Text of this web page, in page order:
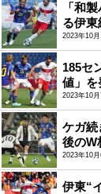
「和
る伊
2023年10月
185セ
値」を
2023年10月
ケガ続
後のW
2023年10月
伊東“